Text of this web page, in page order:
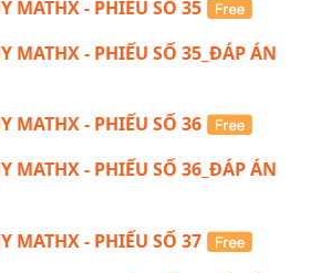
MATHX - PHIẾU SỐ 35
MATHX - PHIẾU SỐ 35_ĐÁP ÁN
MATHX - PHIẾU SỐ 36
MATHX - PHIẾU SỐ 36_ĐÁP ÁN
MATHX - PHIẾU SỐ 37